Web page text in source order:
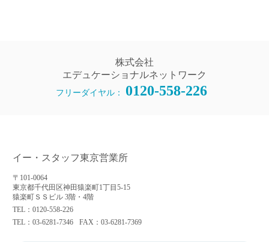
株式会社
エデュケーショナルネットワーク
フリーダイヤル： 0120-558-226
イー・スタッフ東京営業所
〒101-0064
東京都千代田区神田猿楽町1丁目5-15
猿楽町ＳＳビル 3階・4階
TEL：0120-558-226
TEL：03-6281-7346
FAX：03-6281-7369